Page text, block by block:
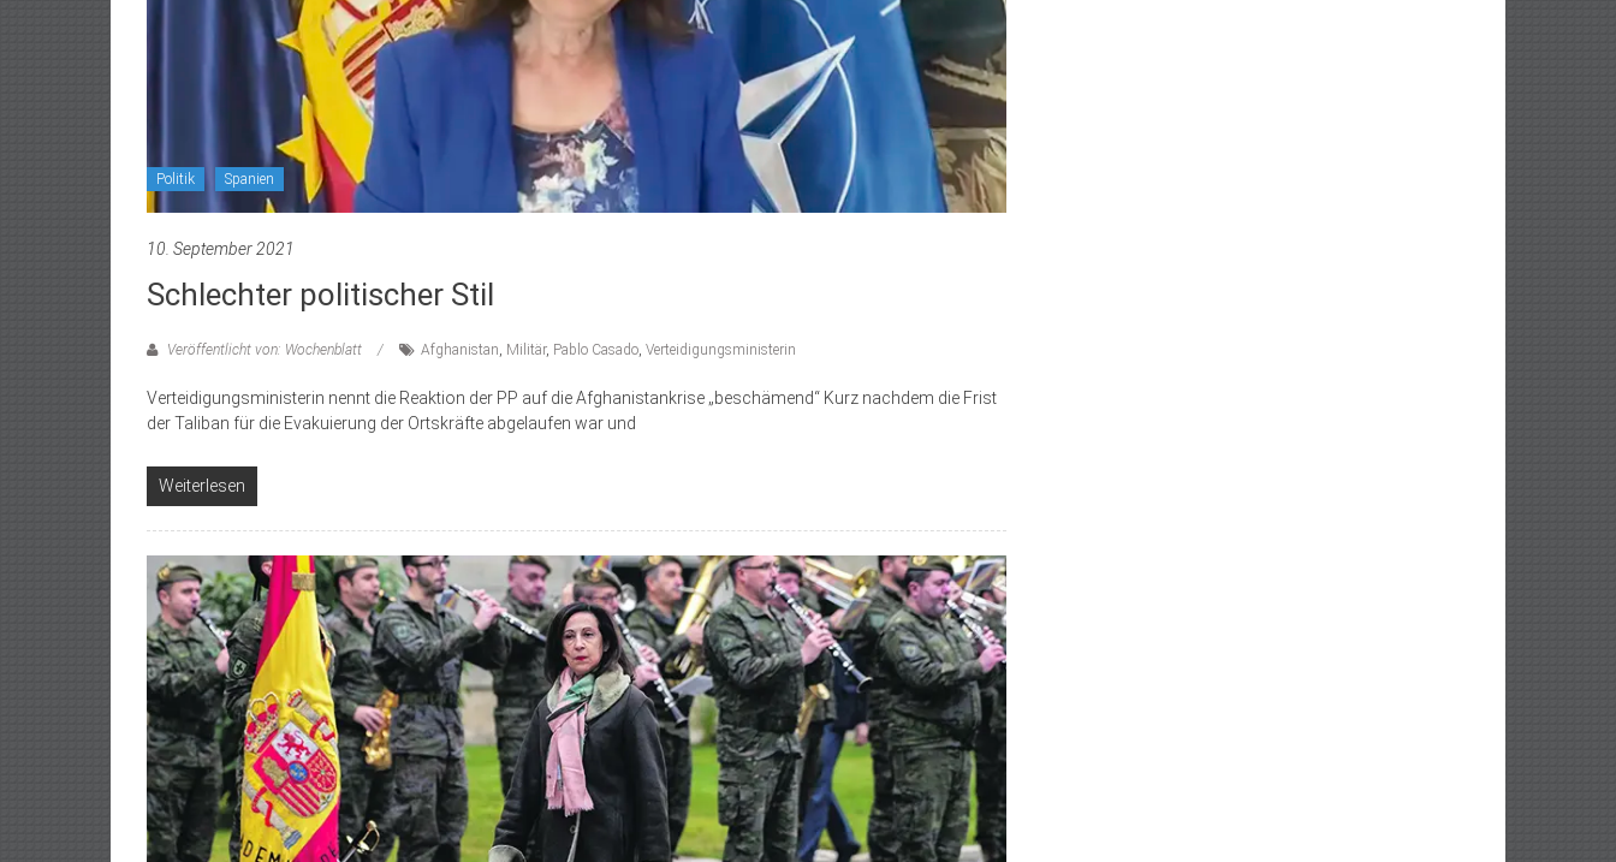
Politik Spanien
10. September 2021
Schlechter politischer Stil
Veröffentlicht von: Wochenblatt Afghanistan, Militär, Pablo Casado, Verteidigungsministerin
Verteidigungsministerin nennt die Reaktion der PP auf die Afghanistankrise „beschämend“ Kurz nachdem die Frist
der Taliban für die Evakuierung der Ortskräfte abgelaufen war und
Weiterlesen